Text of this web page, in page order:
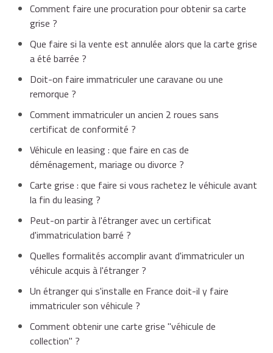
Comment faire une procuration pour obtenir sa carte
grise ?
Que faire si la vente est annulée alors que la carte grise
a été barrée ?
Doit-on faire immatriculer une caravane ou une
remorque ?
Comment immatriculer un ancien 2 roues sans
certificat de conformité ?
Véhicule en leasing : que faire en cas de
déménagement, mariage ou divorce ?
Carte grise : que faire si vous rachetez le véhicule avant
la fin du leasing ?
Peut-on partir à l'étranger avec un certificat
d'immatriculation barré ?
Quelles formalités accomplir avant d'immatriculer un
véhicule acquis à l'étranger ?
Un étranger qui s'installe en France doit-il y faire
immatriculer son véhicule ?
Comment obtenir une carte grise "véhicule de
collection" ?